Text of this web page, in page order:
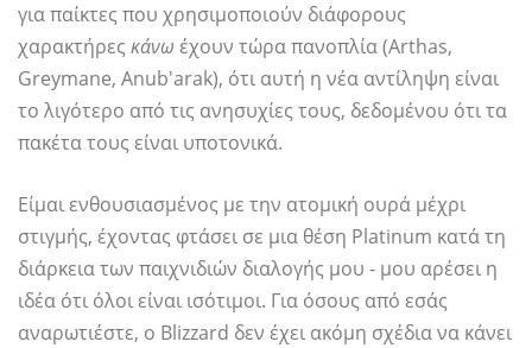
για παίκτες που χρησιμοποιούν διάφορους
χαρακτήρες κάνω έχουν τώρα πανοπλία (Arthas,
Greymane, Anub'arak), ότι αυτή η νέα αντίληψη είναι
το λιγότερο από τις ανησυχίες τους, δεδομένου ότι τα
πακέτα τους είναι υποτονικά.
Είμαι ενθουσιασμένος με την ατομική ουρά μέχρι
στιγμής, έχοντας φτάσει σε μια θέση Platinum κατά τη
διάρκεια των παιχνιδιών διαλογής μου - μου αρέσει η
ιδέα ότι όλοι είναι ισότιμοι. Για όσους από εσάς
αναρωτιέστε, ο Blizzard δεν έχει ακόμη σχέδια να κάνει